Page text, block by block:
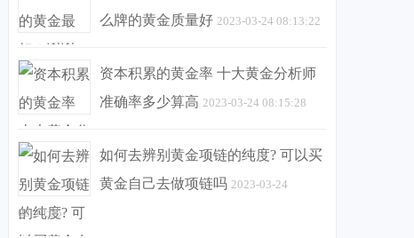
么牌的黄金质量好 2023-03-24 08:13:22
资本积累的黄金率 十大黄金分析师
准确率多少算高 2023-03-24 08:15:28
如何去辨别黄金项链的纯度? 可以买
黄金自己去做项链吗 2023-03-24
08:20:55